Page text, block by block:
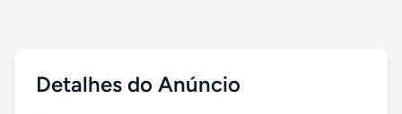
Detalhes do Anúncio